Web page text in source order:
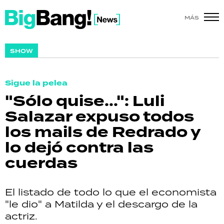
MÁS
SHOW
Sigue la pelea
"Sólo quise...": Luli
Salazar expuso todos
los mails de Redrado y
lo dejó contra las
cuerdas
El listado de todo lo que el economista
"le dio" a Matilda y el descargo de la
actriz.
SHOW
ACTUALIDAD
POLICIALES
ECONOMÍA
GRAN HERMANO
SALUD
DEPORTES